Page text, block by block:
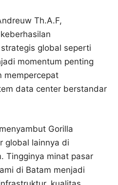
Th.A.F,
global seperti
momentum penting
mempercepat
data center berstandar
Gorilla
global lainnya di
Tingginya minat pasar
di Batam menjadi